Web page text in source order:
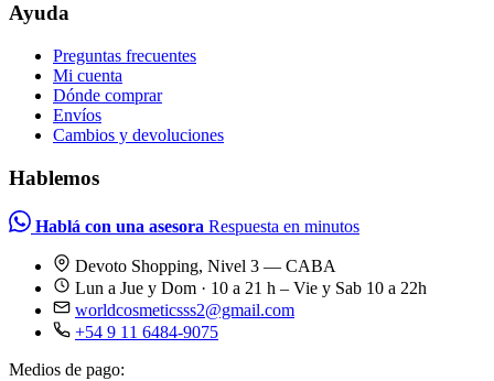
Ayuda
Preguntas frecuentes
Mi cuenta
Dónde comprar
Envíos
Cambios y devoluciones
Hablemos
Hablá con una asesora Respuesta en minutos
Devoto Shopping, Nivel 3 — CABA
Lun a Jue y Dom · 10 a 21 h – Vie y Sab 10 a 22h
worldcosmeticsss2@gmail.com
+54 9 11 6484-9075
Medios de pago: